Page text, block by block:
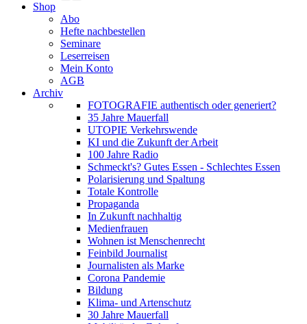
Shop
Abo
Hefte nachbestellen
Seminare
Leserreisen
Mein Konto
AGB
Archiv
FOTOGRAFIE authentisch oder generiert?
35 Jahre Mauerfall
UTOPIE Verkehrswende
KI und die Zukunft der Arbeit
100 Jahre Radio
Schmeckt's? Gutes Essen - Schlechtes Essen
Polarisierung und Spaltung
Totale Kontrolle
Propaganda
In Zukunft nachhaltig
Medienfrauen
Wohnen ist Menschenrecht
Feinbild Journalist
Journalisten als Marke
Corona Pandemie
Bildung
Klima- und Artenschutz
30 Jahre Mauerfall